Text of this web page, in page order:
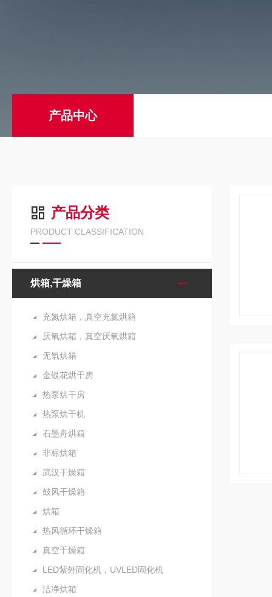
产品中心
产品分类
PRODUCT CLASSIFICATION
烘箱,干燥箱
充氮烘箱，真空充氮烘箱
厌氧烘箱，真空厌氧烘箱
无氧烘箱
金银花烘干房
热泵烘干房
热泵烘干机
石墨舟烘箱
非标烘箱
武汉干燥箱
鼓风干燥箱
烘箱
热风循环干燥箱
真空干燥箱
LED紫外固化机，UVLED固化机
洁净烘箱